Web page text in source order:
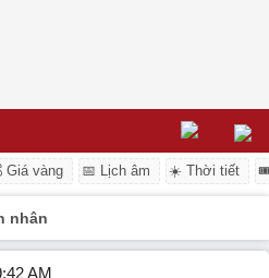
Giá vàng 📅 Lịch âm ☀️ Thời tiết
nhân
AM